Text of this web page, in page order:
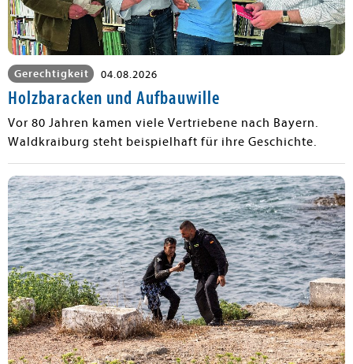
Gerechtigkeit 04.08.2026
Holzbaracken und Aufbauwille
Vor 80 Jahren kamen viele Vertriebene nach Bayern.
Waldkraiburg steht beispielhaft für ihre Geschichte.